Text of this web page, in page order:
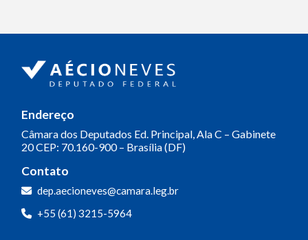
Endereço
Câmara dos Deputados Ed. Principal, Ala C – Gabinete
20CEP: 70.160-900 – Brasília (DF)
Contato
dep.aecioneves@camara.leg.br
+55 (61) 3215-5964